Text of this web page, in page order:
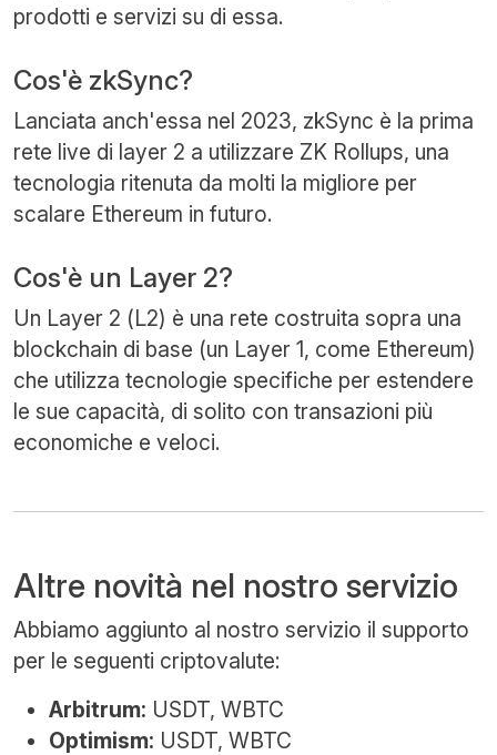
prodotti e servizi su di essa.
Cos'è zkSync?
Lanciata anch'essa nel 2023, zkSync è la prima
rete live di layer 2 a utilizzare ZK Rollups, una
tecnologia ritenuta da molti la migliore per
scalare Ethereum in futuro.
Cos'è un Layer 2?
Un Layer 2 (L2) è una rete costruita sopra una
blockchain di base (un Layer 1, come Ethereum)
che utilizza tecnologie specifiche per estendere
le sue capacità, di solito con transazioni più
economiche e veloci.
Altre novità nel nostro servizio
Abbiamo aggiunto al nostro servizio il supporto
per le seguenti criptovalute:
Arbitrum: USDT, WBTC
Optimism: USDT, WBTC